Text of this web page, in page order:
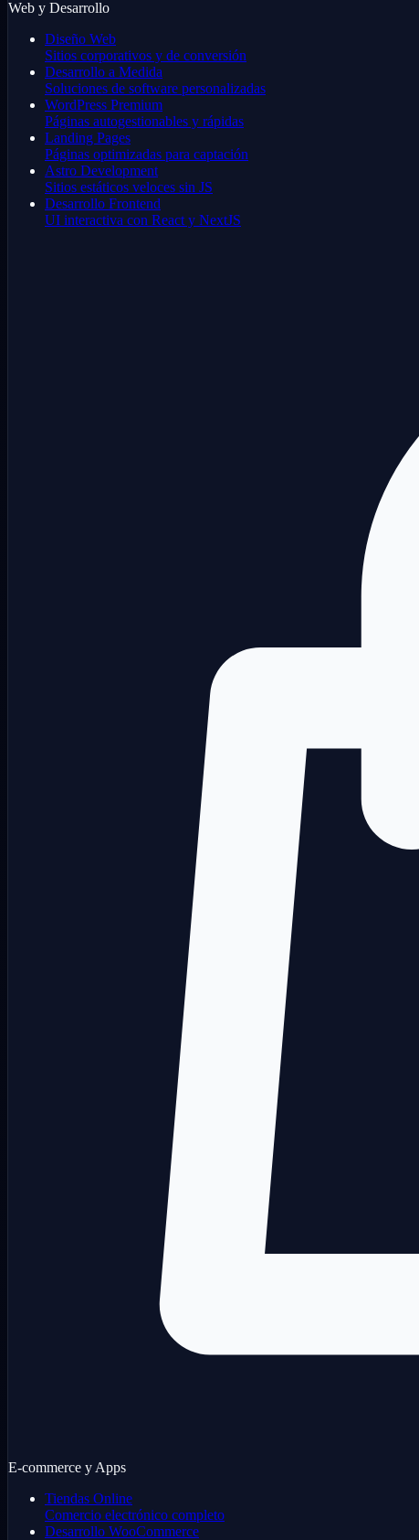
Web y Desarrollo
Diseño Web
Sitios corporativos y de conversión
Desarrollo a Medida
Soluciones de software personalizadas
WordPress Premium
Páginas autogestionables y rápidas
Landing Pages
Páginas optimizadas para captación
Astro Development
Sitios estáticos veloces sin JS
Desarrollo Frontend
UI interactiva con React y NextJS
E-commerce y Apps
Tiendas Online
Comercio electrónico completo
Desarrollo WooCommerce